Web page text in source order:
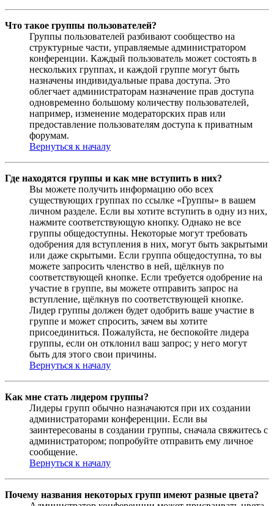
Что такое группы пользователей?
Группы пользователей разбивают сообщество на
структурные части, управляемые администратором
конференции. Каждый пользователь может состоять в
нескольких группах, и каждой группе могут быть
назначены индивидуальные права доступа. Это
облегчает администраторам назначение прав доступа
одновременно большому количеству пользователей,
например, изменение модераторских прав или
предоставление пользователям доступа к приватным
форумам.
Вернуться к началу
Где находятся группы и как мне вступить в них?
Вы можете получить информацию обо всех
существующих группах по ссылке «Группы» в вашем
личном разделе. Если вы хотите вступить в одну из них,
нажмите соответствующую кнопку. Однако не все
группы общедоступны. Некоторые могут требовать
одобрения для вступления в них, могут быть закрытыми
или даже скрытыми. Если группа общедоступна, то вы
можете запросить членство в ней, щёлкнув по
соответствующей кнопке. Если требуется одобрение на
участие в группе, вы можете отправить запрос на
вступление, щёлкнув по соответствующей кнопке.
Лидер группы должен будет одобрить ваше участие в
группе и может спросить, зачем вы хотите
присоединиться. Пожалуйста, не беспокойте лидера
группы, если он отклонил ваш запрос; у него могут
быть для этого свои причины.
Вернуться к началу
Как мне стать лидером группы?
Лидеры групп обычно назначаются при их создании
администраторами конференции. Если вы
заинтересованы в создании группы, сначала свяжитесь с
администратором; попробуйте отправить ему личное
сообщение.
Вернуться к началу
Почему названия некоторых групп имеют разные цвета?